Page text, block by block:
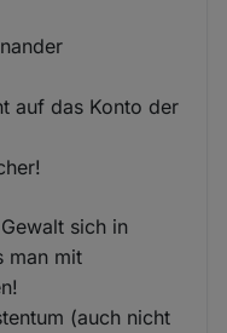
auf das Konto der
sich in
man mit
(auch nicht